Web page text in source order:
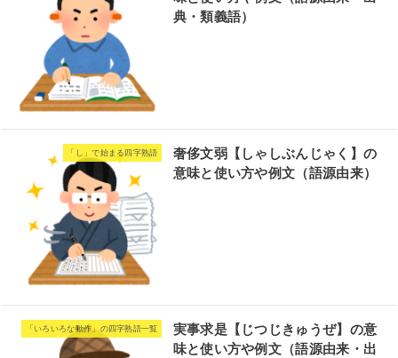
典・類義語）
「し」で始まる四字熟語
奢侈文弱【しゃしぶんじゃく】の
意味と使い方や例文（語源由来）
「いろいろな動作」の四字熟語一覧
実事求是【じつじきゅうぜ】の意
味と使い方や例文（語源由来・出